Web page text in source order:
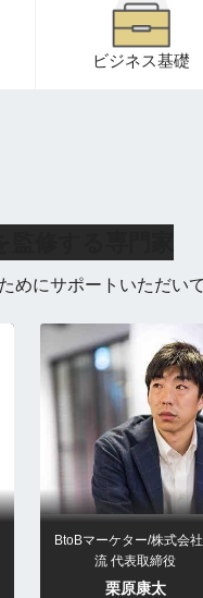
ビジネス基礎
めにサポートいただいて
BtoBマーケター/株式会
流 代表取締役
栗原康太